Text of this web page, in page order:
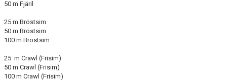
50 m Fjäril
25 m Bröstsim
50 m Bröstsim
100 m Bröstsim
25 m Crawl (Frisim)
50 m Crawl (Frisim)
100 m Crawl (Frisim)